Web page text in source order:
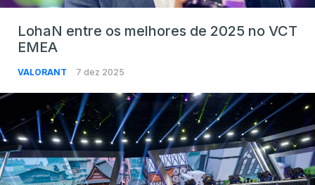
LohaN entre os melhores de 2025 no VCT
EMEA
VALORANT 7 dez 2025